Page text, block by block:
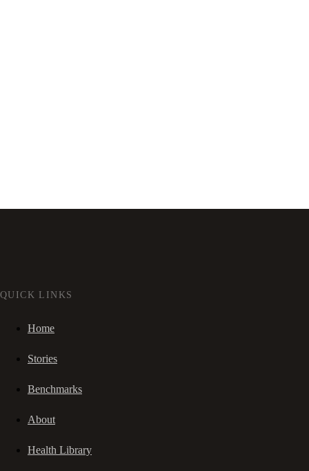
QUICK LINKS
Home
Stories
Benchmarks
About
Health Library